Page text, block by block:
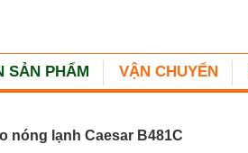
SẢN PHẨM VẬN CHUYỂN
nóng lạnh Caesar B481C